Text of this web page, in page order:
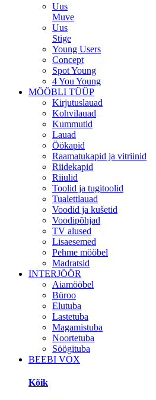
Uus
Muve
Uus
Stige
Young Users
Concept
Spot Young
4 You Young
MÖÖBLI TÜÜP
Kirjutuslauad
Kohvilauad
Kummutid
Lauad
Öökapid
Raamatukapid ja vitriinid
Riidekapid
Riiulid
Toolid ja tugitoolid
Tualettlauad
Voodid ja kušetid
Voodipõhjad
TV alused
Lisaesemed
Pehme mööbel
Madratsid
INTERJÖÖR
Aiamööbel
Büroo
Elutuba
Lastetuba
Magamistuba
Noortetuba
Söögituba
BEEBI VOX
Kõik